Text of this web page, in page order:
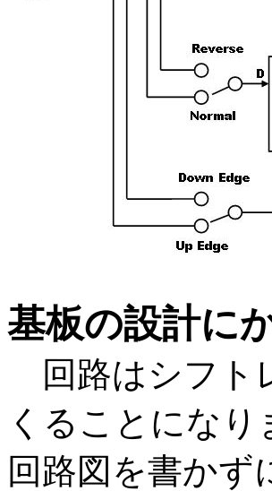
基板の設計に
回路はシフト
くることにな
回路図を書かず